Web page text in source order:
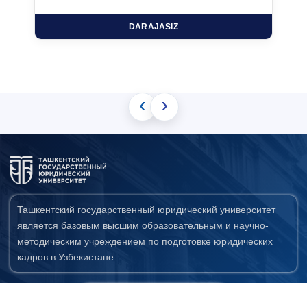
DARAJASIZ
‹ ›
Ташкентский государственный юридический университет
является базовым высшим образовательным и научно-
методическим учреждением по подготовке юридических
кадров в Узбекистане.